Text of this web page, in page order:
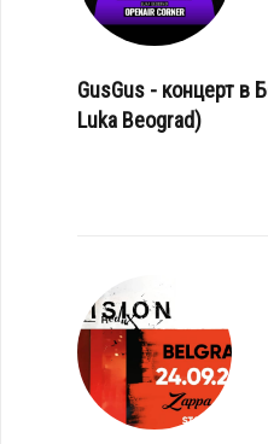
GusGus - концерт в
Luka Beograd)